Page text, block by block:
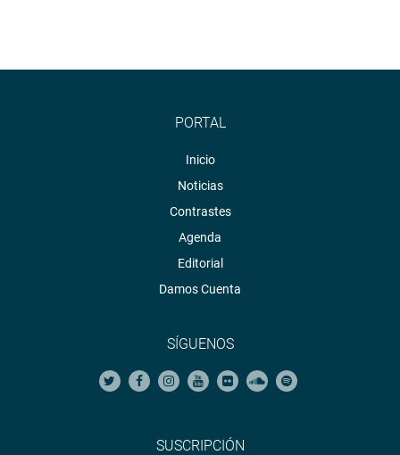
PORTAL
Inicio
Noticias
Contrastes
Agenda
Editorial
Damos Cuenta
SÍGUENOS
SUSCRIPCIÓN